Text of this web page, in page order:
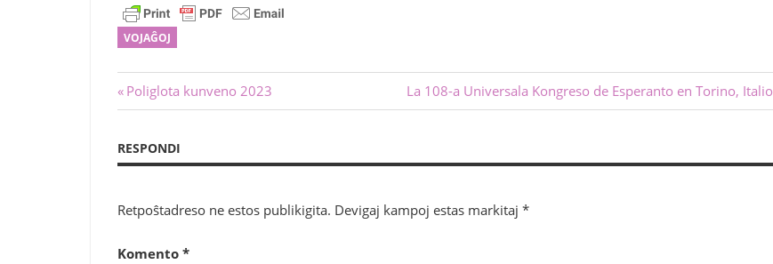
VOJAĜOJ
Navigado
afiŝoj
Antaŭa
afiŝo:
Poliglota kunveno 2023
Sekva
afiŝo:
La 108-a Universala Kongreso de Esperanto en Torino, Italio
RESPONDI
Retpoŝtadreso ne estos publikigita. Devigaj kampoj estas markitaj *
Komento *